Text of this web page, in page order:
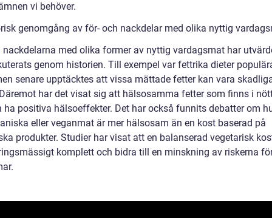
vi behöver.
genomgång av för- och nackdelar med olika nyttig
nackdelarna med olika former av nyttig vardagsmat har
genom historien. Till exempel var fettrika dieter
senare upptäcktes att vissa mättade fetter kan vara
har det visat sig att hälsosamma fetter som finns i
ha positiva hälsoeffekter. Det har också funnits debatter om
eller veganmat är mer hälsosam än en kost baserad på
produkter. Studier har visat att en balanserad vegetarisk
komplett och bidra till en minskning av riskerna